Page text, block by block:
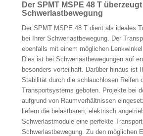
Der SPMT MSPE 48 T
Schwerlastbewegung
Der SPMT MSPE 48 T dient als ideales
bei Ihrer Schwerlastbewegung. Der
ebenfalls mit einem möglichen Lenkwinkel
Dies ist bei Schwerlastbewegungen auf
besonders vorteilhaft. Darüber hinaus ist
Stabilität durch die schlauchlosen Reifen
Transportsystems geboten. Projekte bei
aufgrund von Raumverhältnissen
liefern die belastbaren, elektrisch
Schwerlastmodule eine perfekte
Schwerlastbewegung. Zu den möglichen